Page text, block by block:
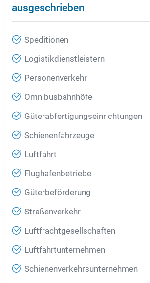
ausgeschrieben
Speditionen
Logistikdienstleistern
Personenverkehr
Omnibusbahnhöfe
Güterabfertigungseinrichtungen
Schienenfahrzeuge
Luftfahrt
Flughafenbetriebe
Güterbeförderung
Straßenverkehr
Luftfrachtgesellschaften
Luftfahrtunternehmen
Schienenverkehrsunternehmen